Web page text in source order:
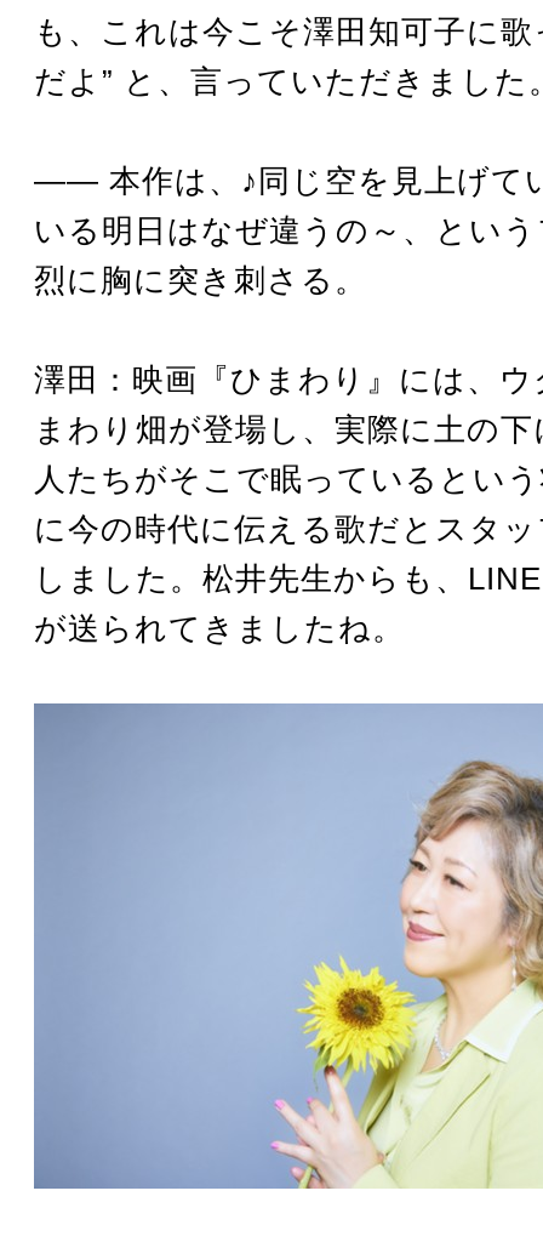
も、これは今こそ澤田知可子に
だよ” と、言っていただきました
―― 本作は、♪同じ空を見上げて
いる明日はなぜ違うの～、とい
烈に胸に突き刺さる。
澤田：映画『ひまわり』には、
まわり畑が登場し、実際に土の
人たちがそこで眠っているとい
に今の時代に伝える歌だとスタ
しました。松井先生からも、
が送られてきましたね。